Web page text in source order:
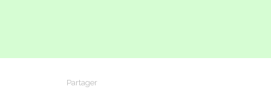
Partager